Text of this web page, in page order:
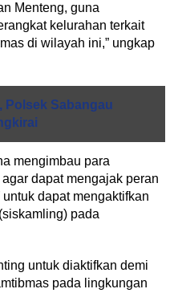
Menteng, guna
kelurahan terkait
di wilayah ini,” ungkap
Polsek Sabangau
mengimbau para
dapat mengajak peran
dapat mengaktifkan
pada
untuk diaktifkan demi
pada lingkungan